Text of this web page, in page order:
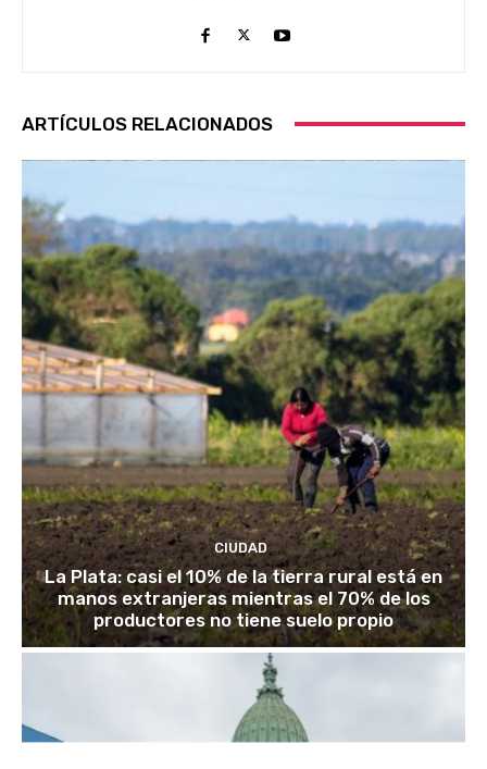
ARTÍCULOS RELACIONADOS
CIUDAD
La Plata: casi el 10% de la tierra rural está en
manos extranjeras mientras el 70% de los
productores no tiene suelo propio